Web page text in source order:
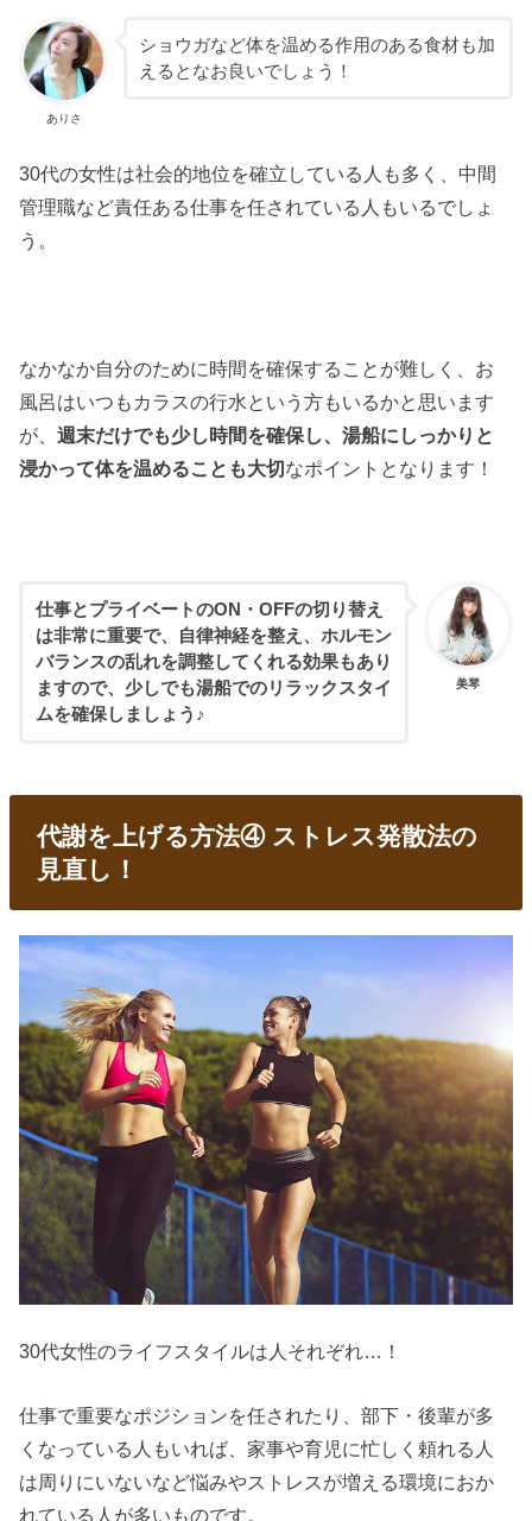
ありさ
ショウガなど体を温める作用のある食材も加
えるとなお良いでしょう！
30代の女性は社会的地位を確立している人も多く、中間
管理職など責任ある仕事を任されている人もいるでしょ
う。
なかなか自分のために時間を確保することが難しく、お
風呂はいつもカラスの行水という方もいるかと思います
が、週末だけでも少し時間を確保し、湯船にしっかりと
浸かって体を温めることも大切なポイントとなります！
美琴
仕事とプライベートのON・OFFの切り替え
は非常に重要で、自律神経を整え、ホルモン
バランスの乱れを調整してくれる効果もあり
ますので、少しでも湯船でのリラックスタイ
ムを確保しましょう♪
代謝を上げる方法④ ストレス発散法の
見直し！
30代女性のライフスタイルは人それぞれ…！
仕事で重要なポジションを任されたり、部下・後輩が多
くなっている人もいれば、家事や育児に忙しく頼れる人
は周りにいないなど悩みやストレスが増える環境におか
れている人が多いものです。